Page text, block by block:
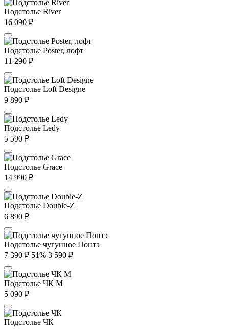
Подстолье River
16 090 ₽
Подстолье Poster, лофт
11 290 ₽
Подстолье Loft Designe
9 890 ₽
Подстолье Ledy
5 590 ₽
Подстолье Grace
14 990 ₽
Подстолье Double-Z
6 890 ₽
Подстолье чугунное Понтэ
7 390 ₽ 51% 3 590 ₽
Подстолье ЧК М
5 090 ₽
Подстолье ЧК